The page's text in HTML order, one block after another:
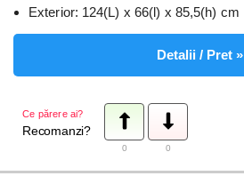
Exterior: 124(L) x 66(l) x 85,5(h) cm
Detalii / Pret »
Ce părere ai?
Recomanzi?
0 0